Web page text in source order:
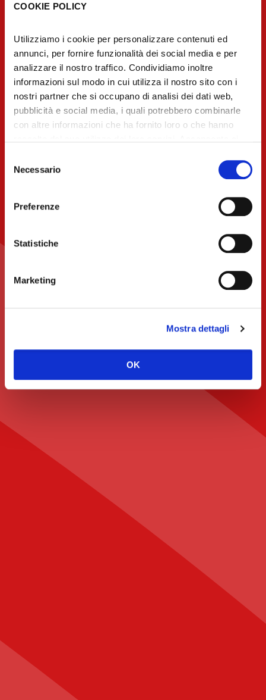
COOKIE POLICY
Utilizziamo i cookie per personalizzare contenuti ed
annunci, per fornire funzionalità dei social media e per
analizzare il nostro traffico. Condividiamo inoltre
informazioni sul modo in cui utilizza il nostro sito con i
nostri partner che si occupano di analisi dei dati web,
pubblicità e social media, i quali potrebbero combinarle
con altre informazioni che ha fornito loro o che hanno
delNecessario
Preferenze
Statistiche
Marketing
Mostra dettagli
OK
SHAPING
YOUR
BUSINESS
CREATING
WORLDS
IS WHAT WE DO, EVERY